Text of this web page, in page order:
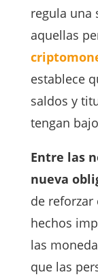
regula una
aquellas
establece
saldos y
tengan
Entre las
nueva
de
hechos
las
que las